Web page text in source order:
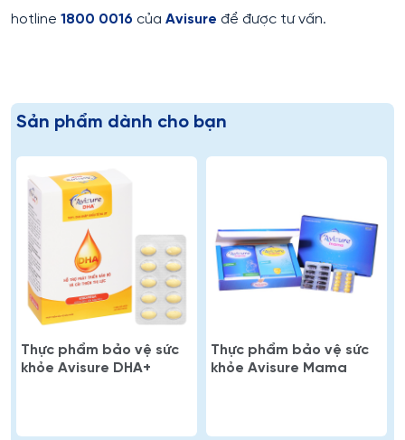
hotline 1800 0016 của Avisure để được tư vấn.
Sản phẩm dành cho bạn
Thực phẩm bảo vệ sức
khỏe Avisure DHA+
Thực phẩm bảo vệ sức
khỏe Avisure Mama